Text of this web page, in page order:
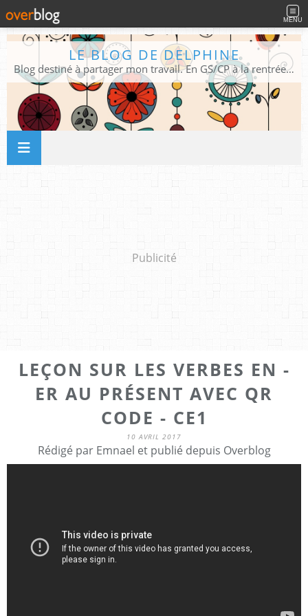
MENU
LE BLOG DE DELPHINE
Blog destiné à partager mon travail. En GS/CP à la rentrée 2026/2027 !
Publicité
LEÇON SUR LES VERBES EN -
ER AU PRÉSENT AVEC QR
CODE - CE1
10 AVRIL 2017
Rédigé par Emnael et publié depuis Overblog